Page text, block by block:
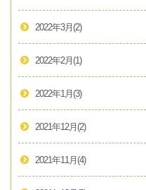
2022年3月 (2)
2022年2月 (1)
2022年1月 (3)
2021年12月 (2)
2021年11月 (4)